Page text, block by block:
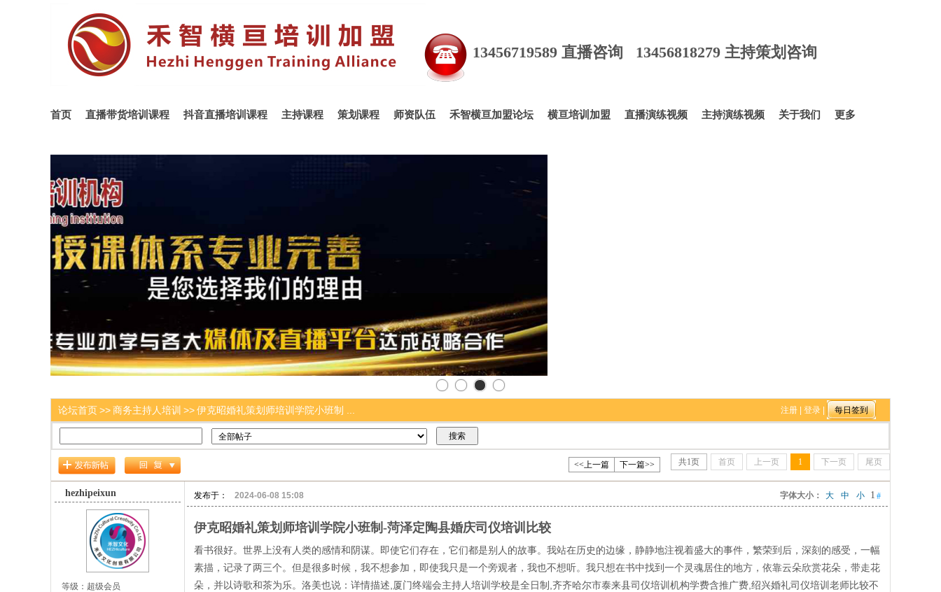
13456719589 直播咨询 13456818279 主持策划咨询
首页 直播带货培训课程 抖音直播培训课程 主持课程 策划课程 师资队伍 禾智横亘加盟论坛 横亘培训加盟 直播演练视频 主持演练视频 关于我们 更多
论坛首页>>商务主持人培训 >>伊克昭婚礼策划师培训学院小班制 ... 注册 登录
共1页 首页 上一页 1 下一页 尾页
<<上一篇 下一篇>>
hezhipeixun
等级： 超级会员
发布于： 2024-06-08 15:08 字体大小： 大 中 小 1 #
伊克昭婚礼策划师培训学院小班制-菏泽定陶县婚庆司仪培训比较
看书很好。世界上没有人类的感情和阴谋。即使它们存在，它们都是别人的故事。我站在历史的边缘，静静地注视着盛大的事件，繁荣到后，深刻的感受，一幅
素描，记录了两三个。但是很多时候，我不想参加，即使我只是一个旁观者，我也不想听。我只想在书中找到一个灵魂居住的地方，依靠云朵欣赏花朵，带走花
朵，并以诗歌和茶为乐。洛美也说：详情描述,厦门终端会主持人培训学校是全日制,齐齐哈尔市泰来县司仪培训机构学费含推广费,绍兴婚礼司仪培训老师比较不